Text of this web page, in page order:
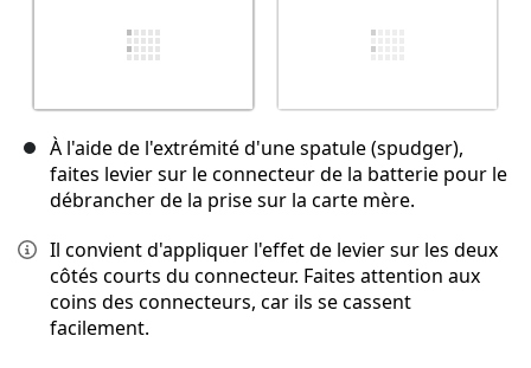
À l'aide de l'extrémité d'une spatule (spudger),
faites levier sur le connecteur de la batterie pour le
débrancher de la prise sur la carte mère.
Il convient d'appliquer l'effet de levier sur les deux
côtés courts du connecteur. Faites attention aux
coins des connecteurs, car ils se cassent
facilement.